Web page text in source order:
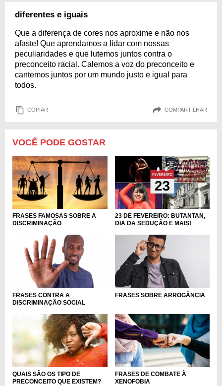
diferentes e iguais
Que a diferença de cores nos aproxime e não nos
afaste! Que aprendamos a lidar com nossas
peculiaridades e que lutemos juntos contra o
preconceito racial. Calemos a voz do preconceito e
cantemos juntos por um mundo justo e igual para
todos.
COPIAR COMPARTILHAR
VOCÊ PODE GOSTAR
FRASES FAMOSAS SOBRE A
DISCRIMINAÇÃO
23 DE FEVEREIRO: BUTANTAN,
DIA DA SEDUÇÃO E MAIS!
FRASES CONTRA A
DISCRIMINAÇÃO SOCIAL
FRASES SOBRE ARROGÂNCIA
QUAIS SÃO OS TIPO DE
PRECONCEITO QUE EXISTEM?
FRASES DE COMBATE À
XENOFOBIA